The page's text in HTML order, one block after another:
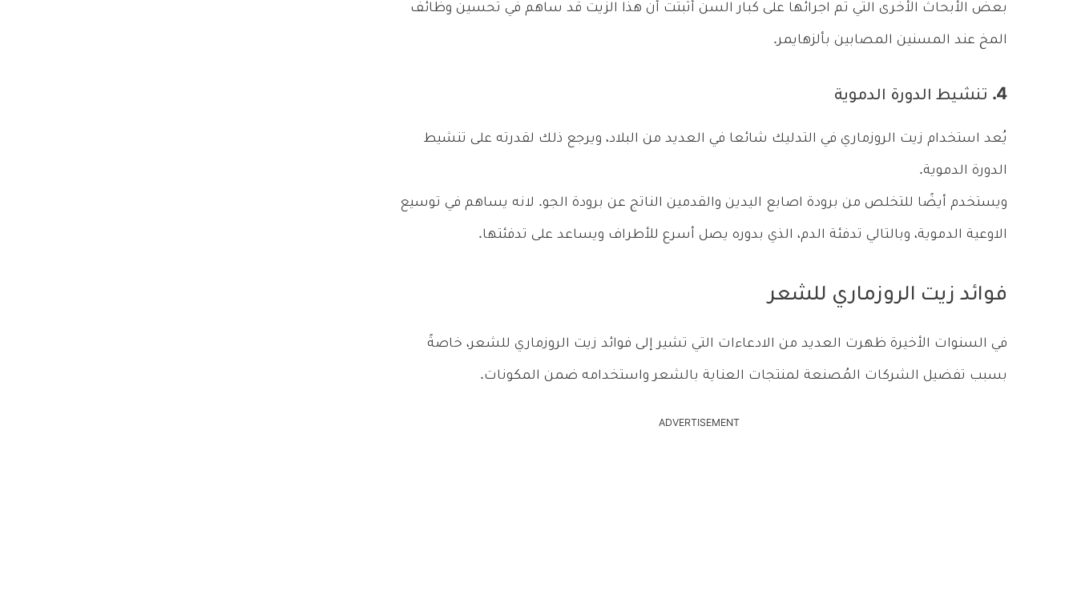
بعض الأبحاث الأخرى التي تم اجرائها على كبار السن أثبتت أن هذا الزيت قد ساهم في تحسين وظائف
المخ عند المسنين المصابين بألزهايمر.
4. تنشيط الدورة الدموية
يُعد استخدام زيت الروزماري في التدليك شائعا في العديد من البلاد، ويرجع ذلك لقدرته على تنشيط
الدورة الدموية.
ويستخدم أيضًا للتخلص من برودة اصابع اليدين والقدمين الناتج عن برودة الجو. لانه يساهم في توسيع
الاوعية الدموية، وبالتالي تدفئة الدم، الذي بدوره يصل أسرع للأطراف ويساعد على تدفئتها.
فوائد زيت الروزماري للشعر
في السنوات الأخيرة ظهرت العديد من الادعاءات التي تشير إلى فوائد زيت الروزماري للشعر، خاصةً
بسبب تفضيل الشركات المُصنعة لمنتجات العناية بالشعر واستخدامه ضمن المكونات.
ADVERTISEMENT